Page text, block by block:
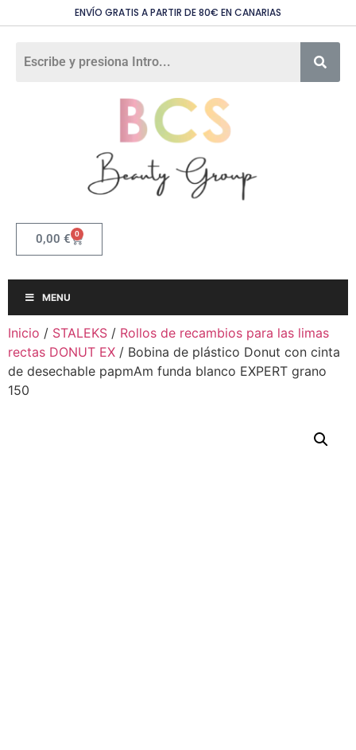
ENVÍO GRATIS A PARTIR DE 80€ EN CANARIAS
0,00 € 0
MENU
Inicio / STALEKS / Rollos de recambios para las limas
rectas DONUT EX / Bobina de plástico Donut con cinta
de desechable papmAm funda blanco EXPERT grano
150